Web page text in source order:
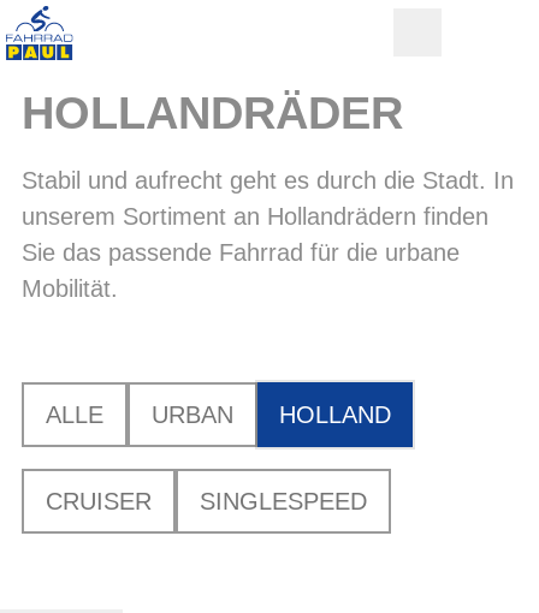
HOLLANDRÄDER
Stabil und aufrecht geht es durch die Stadt. In
unserem Sortiment an Hollandrädern finden
Sie das passende Fahrrad für die urbane
Mobilität.
ALLE URBAN HOLLAND
CRUISER SINGLESPEED